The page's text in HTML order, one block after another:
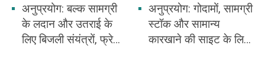
अनुप्रयोग: बल्क सामग्री
के लदान और उतराई के
लिए बिजली संयंत्रों, फ्रेट
अनुप्रयोग: गोदामों, सामग्री
स्टॉक और सामान्य
कारखाने की साइट के लिए